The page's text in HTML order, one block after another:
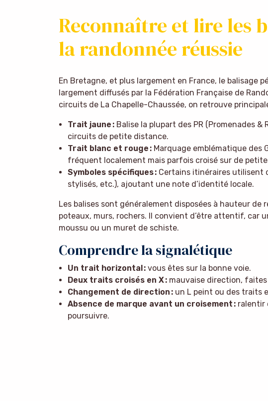
Reconnaître et lire les
la randonnée réussie
En Bretagne, et plus largement en France, le balisage
largement diffusés par la Fédération Française de
circuits de La Chapelle-Chaussée, on retrouve
Trait jaune :Balise la plupart des PR (Promenades
circuits de petite distance.
Trait blanc et rouge :Marquage emblématique des
fréquent localement mais parfois croisé sur de
Symboles spécifiques :Certains itinéraires utilisent
stylisés, etc.), ajoutant une note d’identité locale.
Les balises sont généralement disposées à hauteur de
poteaux, murs, rochers. Il convient d’être attentif, car
moussu ou un muret de schiste.
Comprendre la signalétique
Un trait horizontal :vous êtes sur la bonne voie.
Deux traits croisés en X :mauvaise direction,
Changement de direction :un L peint ou des traits
Absence de marque avant un croisement :ralentir
poursuivre.